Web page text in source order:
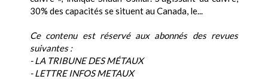
30% des capacités se situent au Canada, le...
Ce contenu est réservé aux abonnés des revues
suivantes :
- LA TRIBUNE DES MÉTAUX
- LETTRE INFOS METAUX